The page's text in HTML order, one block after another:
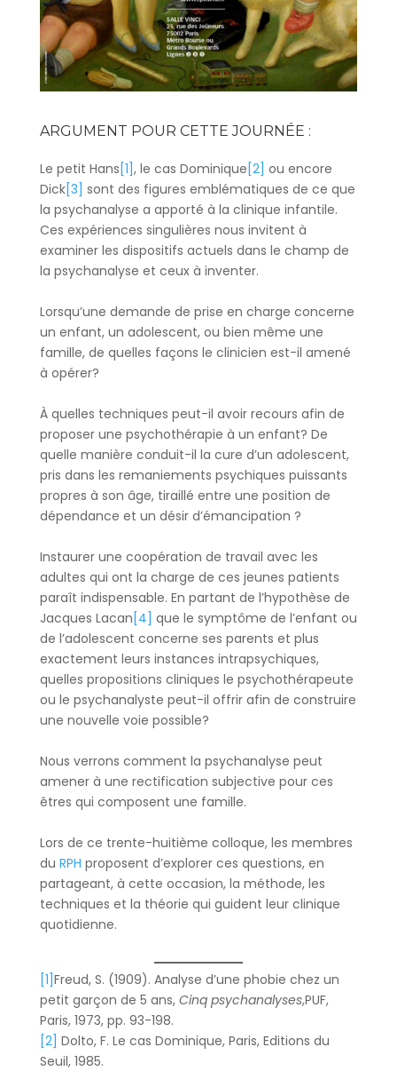
ARGUMENT POUR CETTE JOURNÉE :
Le petit Hans [1], le cas Dominique [2] ou encore
Dick[3] sont des figures emblématiques de ce que
la psychanalyse a apporté à la clinique infantile.
Ces expériences singulières nous invitent à
examiner les dispositifs actuels dans le champ de
la psychanalyse et ceux à inventer.
Lorsqu’une demande de prise en charge concerne
un enfant, un adolescent, ou bien même une
famille, de quelles façons le clinicien est-il amené
à opérer?
À quelles techniques peut-il avoir recours afin de
proposer une psychothérapie à un enfant? De
quelle manière conduit-il la cure d’un adolescent,
pris dans les remaniements psychiques puissants
propres à son âge, tiraillé entre une position de
dépendance et un désir d’émancipation ?
Instaurer une coopération de travail avec les
adultes qui ont la charge de ces jeunes patients
paraît indispensable. En partant de l’hypothèse de
Jacques Lacan [4] que le symptôme de l’enfant ou
de l’adolescent concerne ses parents et plus
exactement leurs instances intrapsychiques,
quelles propositions cliniques le psychothérapeute
ou le psychanalyste peut-il offrir afin de construire
une nouvelle voie possible?
Nous verrons comment la psychanalyse peut
amener à une rectification subjective pour ces
êtres qui composent une famille.
Lors de ce trente-huitième colloque, les membres
du RPH proposent d’explorer ces questions, en
partageant, à cette occasion, la méthode, les
techniques et la théorie qui guident leur clinique
quotidienne.
[1]Freud, S. (1909). Analyse d’une phobie chez un
petit garçon de 5 ans, Cinq psychanalyses,PUF,
Paris, 1973, pp. 93-198.
[2] Dolto, F. Le cas Dominique, Paris, Editions du
Seuil, 1985.